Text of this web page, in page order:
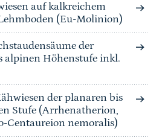
auf kalkreichem
(Eu-Molinion)
der
alpinen Höhenstufe inkl.
der planaren bis
Stufe (Arrhenatherion,
Centaureion nemoralis)